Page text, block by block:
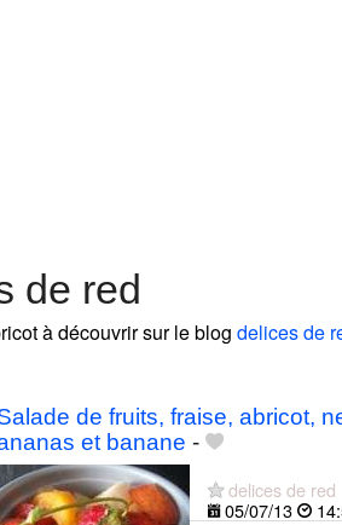
de red
à découvrir sur le blog delices de
de fruits, fraise, abricot,
et banane -
delices de red
05/07/13